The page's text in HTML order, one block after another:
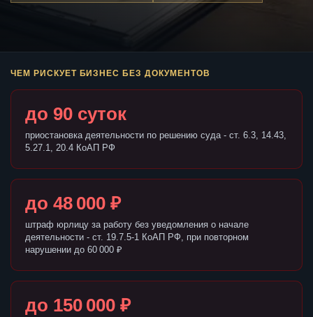
ЧЕМ РИСКУЕТ БИЗНЕС БЕЗ ДОКУМЕНТОВ
до 90 суток
приостановка деятельности по решению суда - ст. 6.3, 14.43,
5.27.1, 20.4 КоАП РФ
до 48 000 ₽
штраф юрлицу за работу без уведомления о начале
деятельности - ст. 19.7.5-1 КоАП РФ, при повторном
нарушении до 60 000 ₽
до 150 000 ₽